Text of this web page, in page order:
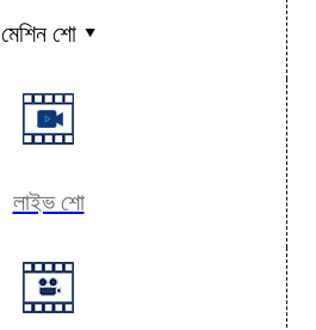
মেশিন শো ▾
লাইভ শো